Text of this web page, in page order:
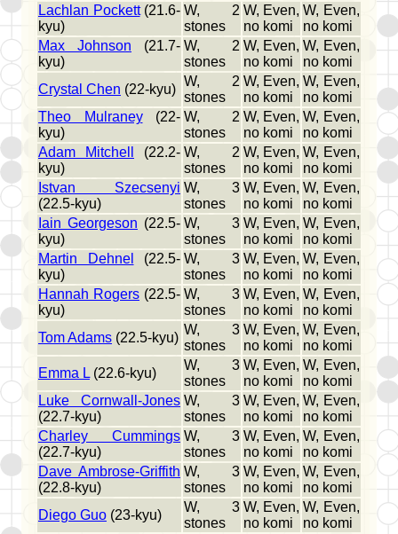
Lachlan Pockett(21.6-
kyu)
W, 2
stones
W, Even,
no komi
W, Even,
no komi
Max Johnson (21.7-
kyu)
W, 2
stones
W, Even,
no komi
W, Even,
no komi
Crystal Chen (22-kyu)
W, 2
stones
W, Even,
no komi
W, Even,
no komi
Theo Mulraney(22-
kyu)
W, 2
stones
W, Even,
no komi
W, Even,
no komi
Adam Mitchell
(22.2-
kyu)
W, 2
stones
W, Even,
no komi
W, Even,
no komi
Istvan Szecsenyi
(22.5-kyu)
W, 3
stones
W, Even,
no komi
W, Even,
no komi
Iain Georgeson (22.5-
kyu)
W, 3
stones
W, Even,
no komi
W, Even,
no komi
Martin Dehnel
(22.5-
kyu)
W, 3
stones
W, Even,
no komi
W, Even,
no komi
Hannah Rogers (22.5-
kyu)
W, 3
stones
W, Even,
no komi
W, Even,
no komi
Tom Adams (22.5-kyu)
W, 3
stones
W, Even,
no komi
W, Even,
no komi
Emma L(22.6-kyu)
W, 3
stones
W, Even,
no komi
W, Even,
no komi
Luke Cornwall-Jones
(22.7-kyu)
W, 3
stones
W, Even,
no komi
W, Even,
no komi
Charley Cummings
(22.7-kyu)
W, 3
stones
W, Even,
no komi
W, Even,
no komi
Dave Ambrose-Griffith
(22.8-kyu)
W, 3
stones
W, Even,
no komi
W, Even,
no komi
Diego Guo (23-kyu)
W, 3
stones
W, Even,
no komi
W, Even,
no komi